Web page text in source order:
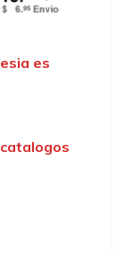
es
catalogos